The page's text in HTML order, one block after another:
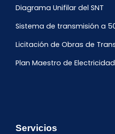
Diagrama Unifilar del SNT
Sistema de transmisión a
Licitación de Obras de
Plan Maestro de
Servicios